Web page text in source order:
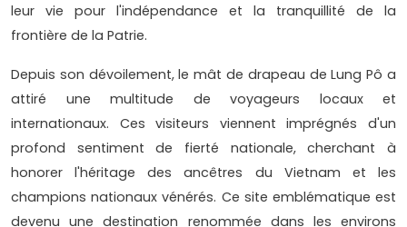
leur vie pour l'indépendance et la tranquillité de la
frontière de la Patrie.
Depuis son dévoilement, le mât de drapeau de Lung Pô a
attiré une multitude de voyageurs locaux et
internationaux. Ces visiteurs viennent imprégnés d'un
profond sentiment de fierté nationale, cherchant à
honorer l'héritage des ancêtres du Vietnam et les
champions nationaux vénérés. Ce site emblématique est
devenu une destination renommée dans les environs